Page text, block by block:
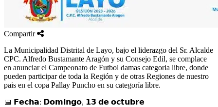
Compartir
La Municipalidad Distrital de Layo, bajo el liderazgo del Sr. Alcalde
CPC. Alfredo Bustamante Aragón y su Consejo Edil, se complace
en anunciar el Campeonato de Futbol damas categoria libre, donde
pueden participar de toda la Región y de otras Regiones de nuestro
pais en el copa Pallay Puncho en su categoría libre.
📅 𝗙𝗲𝗰𝗵𝗮: 𝗗𝗼𝗺𝗶𝗻𝗴𝗼, 𝟭𝟯 𝗱𝗲 𝗼𝗰𝘁𝘂𝗯𝗿𝗲